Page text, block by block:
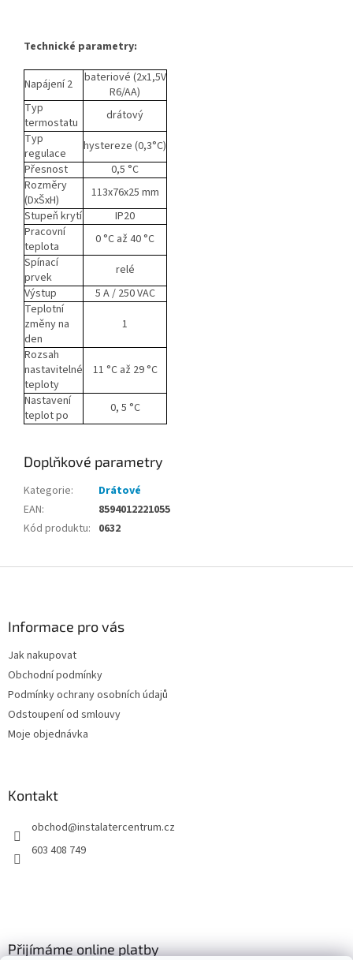
Technické parametry:
Napájení 2 bateriové (2x1,5V
R6/AA)
Typ
termostatu
drátový
Typ
regulace
hystereze (0,3°C)
Přesnost
0,5 °C
Rozměry
(DxŠxH)
113x76x25 mm
Stupeň krytí
IP20
Pracovní
teplota
0 °C až 40 °C
Spínací
prvek
relé
Výstup
5 A/ 250 VAC
Teplotní
změny na
den
1
Rozsah
nastavitelné
teploty
11 °C až 29 °C
Nastavení
teplot po
0, 5 °C
Doplňkové parametry
Kategorie:
Drátové
EAN:
8594012221055
Kód produktu: 0632
Informace pro vás
Jak nakupovat
Obchodní podmínky
Podmínky ochrany osobních údajů
Odstoupení od smlouvy
Moje objednávka
Kontakt
obchod@instalatercentrum.cz
603 408 749
Přijímáme online platby